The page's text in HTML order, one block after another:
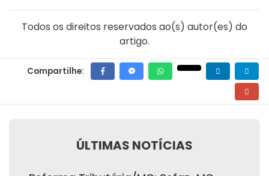
Todos os direitos reservados ao(s) autor(es) do
artigo.
Compartilhe:
ÚLTIMAS NOTÍCIAS